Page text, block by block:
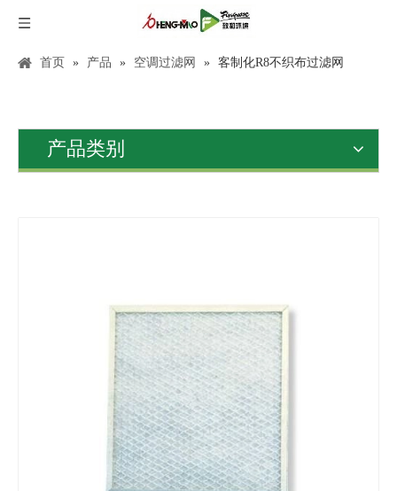
首页 » 产品 » 空调过滤网 » 客制化R8不织布过滤网
产品类别